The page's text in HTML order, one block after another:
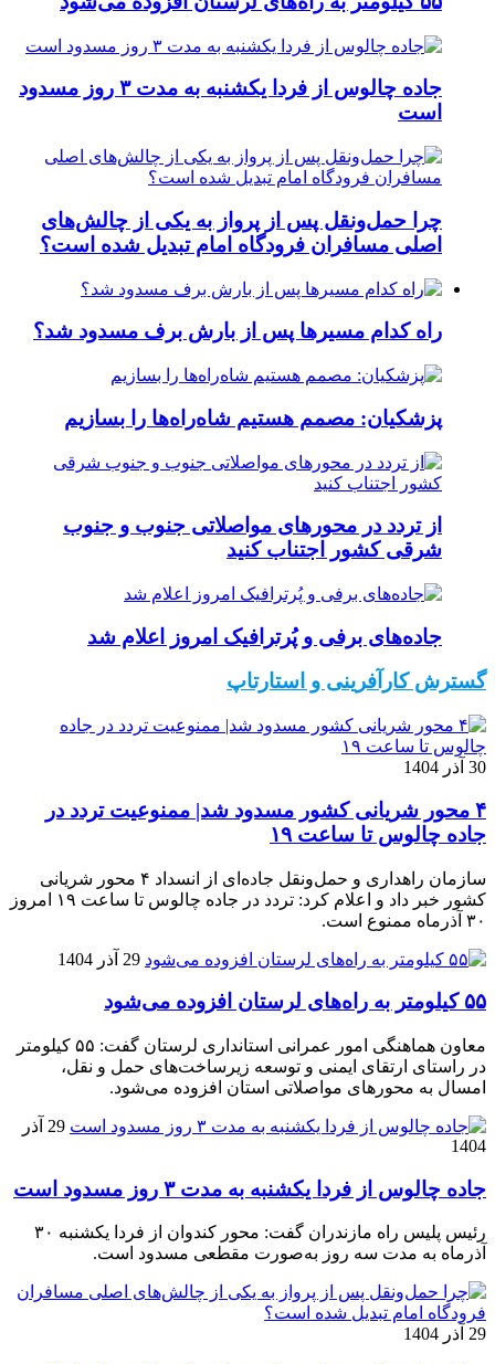
جاده چالوس از فردا یکشنبه به مدت ۳ روز مسدود
است
چرا حمل‌ونقل پس از پرواز به یکی از چالش‌های
اصلی مسافران فرودگاه امام تبدیل شده است؟
راه کدام مسیرها پس از بارش برف مسدود شد؟
پزشکیان: مصمم هستیم شاه‌راه‌ها را بسازیم
از تردد در محورهای مواصلاتی جنوب و جنوب
شرقی کشور اجتناب کنید
جاده‌های برفی و پُرترافیک امروز اعلام شد
گسترش کارآفرینی و استارتاپ
30 آذر 1404
۴ محور شریانی کشور مسدود شد| ممنوعیت تردد در
جاده چالوس تا ساعت ۱۹
سازمان راهداری و حمل‌ونقل جاده‌ای از انسداد ۴ محور شریانی
کشور خبر داد و اعلام کرد: تردد در جاده چالوس تا ساعت ۱۹ امروز
۳۰ آذرماه ممنوع است.
29 آذر 1404
۵۵ کیلومتر به راه‌های لرستان افزوده می‌شود
معاون هماهنگی امور عمرانی استانداری لرستان گفت: ۵۵ کیلومتر
در راستای ارتقای ایمنی و توسعه زیرساخت‌های حمل و نقل،
امسال به محورهای مواصلاتی استان افزوده می‌شود.
29 آذر
1404
جاده چالوس از فردا یکشنبه به مدت ۳ روز مسدود است
رئیس پلیس راه مازندران گفت: محور کندوان از فردا یکشنبه ۳۰
آذرماه به مدت سه روز به‌صورت مقطعی مسدود است.
29 آذر 1404